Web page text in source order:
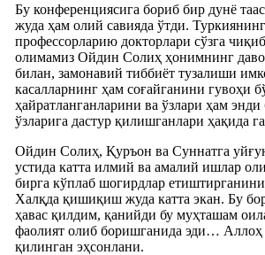
Бу конференциясига бориб бир дунё
жуда ҳам олий савияда ўтди. Туркиянинг
профессорларию докторлари сўзга
олимамиз Ойдин Солиҳ ҳонимнинг
билан, замонавий тиббиёт тузалиши
касалларнинг ҳам соғайганини гувоҳи
ҳайратланганларини ва ўзлари ҳам
ўзларига дастур қилишганлари ҳақида
Ойдин Солиҳ, Қуръон ва Суннатга
устида катта илмий ва амалий ишлар
бирга кўплаб шогирдлар
Халқда қишиқиш жуда катта экан. Бу
ҳавас қилдим, қанийди бу муҳташам
фаолият олиб боришганида эди… Аллоҳ
қилинган эҳсонлани.